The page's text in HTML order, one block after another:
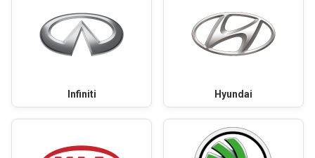
Infiniti Hyundai